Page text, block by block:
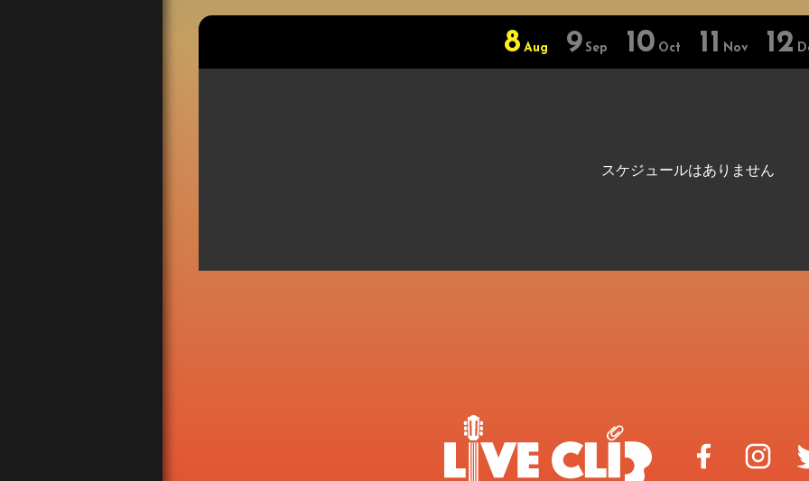
8 Aug 9 Sep 10 Oct 11 Nov 12
スケジュールはありません